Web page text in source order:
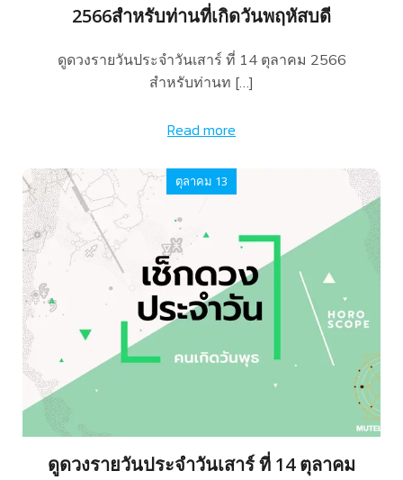
2566สำหรับท่านที่เกิดวันพฤหัสบดี
ดูดวงรายวันประจำวันเสาร์ ที่ 14 ตุลาคม 2566
สำหรับท่านท […]
Read more
ตุลาคม 13
ดูดวงรายวันประจำวันเสาร์ ที่ 14 ตุลาคม